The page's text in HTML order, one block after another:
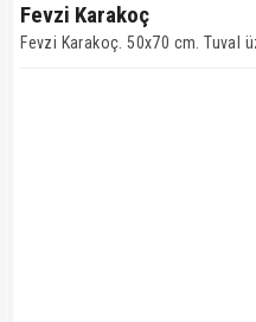
Fevzi Karakoç
Fevzi Karakoç. 50x70 cm. Tuval